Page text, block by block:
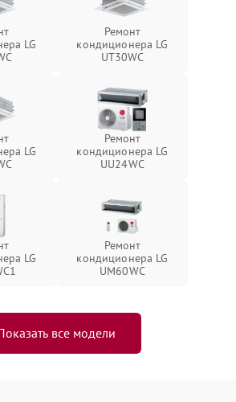
LG
Ремонт
кондиционера LG
UT30WC
LG
Ремонт
кондиционера LG
UU24WC
LG
Ремонт
кондиционера LG
UM60WC
все модели